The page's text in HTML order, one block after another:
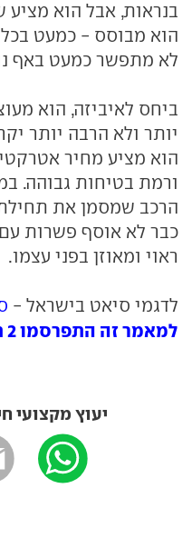
בנראות, אבל הוא מציע
הוא מבוסס - כמעט
לא מתפשר כמעט באף
ביחס לאיביזה, הוא
יותר ולא הרבה יותר
הוא מציע מחיר
ורמת בטיחות גבוהה.
הרכב שמסמן את תחילת
כבר לא אוסף פשרות
ראוי ומאוזן בפני עצמו.
לדגמי סיאט בישראל -
למאמר זה התפרסמו 2 תגובות
יעוץ מקצועי